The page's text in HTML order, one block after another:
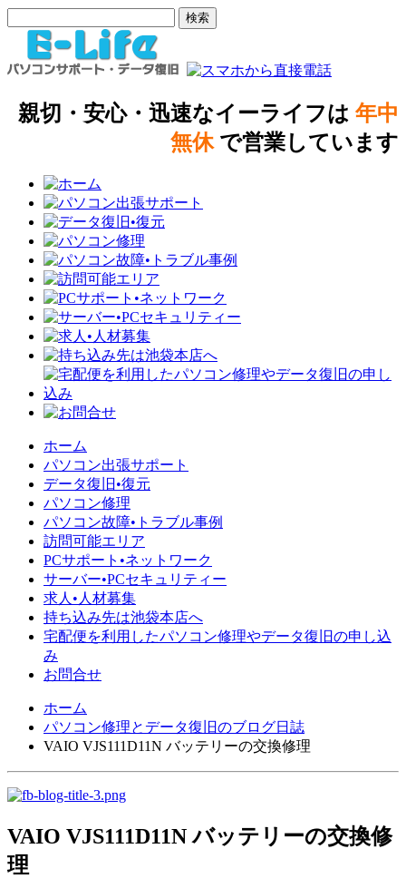
親切・安心・迅速なイーライフは 年中
無休で営業しています
ホーム
パソコン出張サポート
データ復旧•復元
パソコン修理
パソコン故障•トラブル事例
訪問可能エリア
PCサポート•ネットワーク
サーバー•PCセキュリティー
求人•人材募集
持ち込み先は池袋本店へ
宅配便を利用したパソコン修理やデータ復旧の申し込
み
お問合せ
ホーム
パソコン修理とデータ復旧のブログ日誌
VAIO VJS111D11N バッテリーの交換修理
VAIO VJS111D11N バッテリーの交換修
理